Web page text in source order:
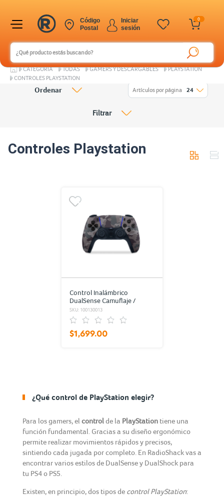
0
Iniciar
sesión
Código
Postal
CATEGORÍA TODAS GAMERS Y DESCARGABLES
PLAYSTATION
CONTROLES PLAYSTATION
Controles Playstation
Ordenar Artículos por página 24
Filtrar
Control Inalámbrico
DualSense Camuflaje /
PlayStation 5
SKU: 100130013
$1,699.00
¿Qué control de PlayStation elegir?
Para los gamers, el control de la PlayStationtiene una
función fundamental. Gracias a su diseño ergonómico
permite realizar movimientos rápidos y precisos,
sintiendo cada jugada por completo. En RadioShack vas a
encontrar varios estilos de DualSense y DualShock para
tu PS4 o PS5.
Existen, en principio, dos tipos decontrol PlayStation: